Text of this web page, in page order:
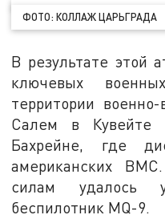
ФОТО: КОЛЛАЖ ЦАРЬГРАДА
В результате этой
ключевых
территории
Салем в
Бахрейне, где
американских
силам удалось
беспилотник MQ-9.